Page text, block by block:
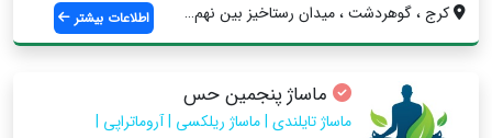
کرج ، گوهردشت ، میدان رستاخیز بین نهم و ... اطلاعات بیشتر
ماساژ پنجمین حس
ماساژ تایلندی | ماساژ ریلکسی | آروماتراپی |